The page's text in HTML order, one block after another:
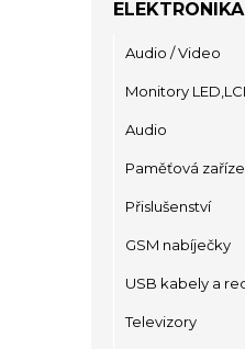
Audio / Video
Monitory
Audio
Paměťová
Přislušenství
GSM nabíječky
USB kabely a
Televizory